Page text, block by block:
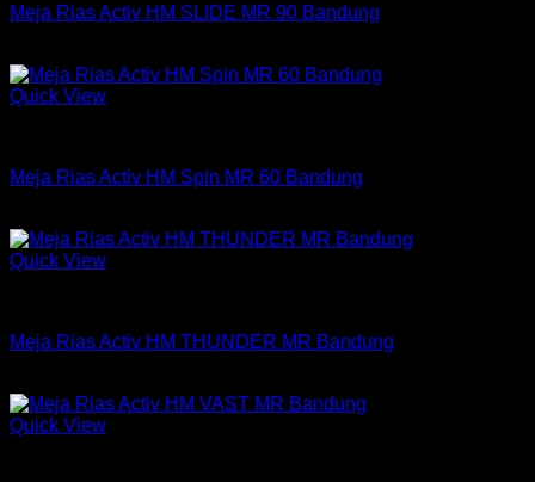
Meja Rias Activ HM SLIDE MR 90 Bandung
Quick View
Meja Rias Activ HM Spin MR 60 Bandung
Quick View
Meja Rias Activ HM THUNDER MR Bandung
Quick View